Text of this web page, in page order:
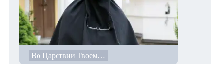
Во Царствии Твоем…